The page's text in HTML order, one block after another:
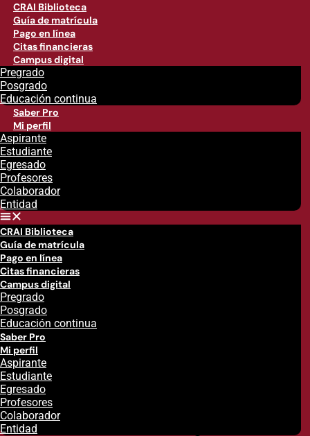
CRAI Biblioteca
Guía de matrícula
Pago en línea
Citas financieras
Campus digital
Pregrado
Posgrado
Educación continua
Saber Pro
Mi perfil
Aspirante
Estudiante
Egresado
Profesores
Colaborador
Entidad
CRAI Biblioteca
Guía de matrícula
Pago en línea
Citas financieras
Campus digital
Pregrado
Posgrado
Educación continua
Saber Pro
Mi perfil
Aspirante
Estudiante
Egresado
Profesores
Colaborador
Entidad